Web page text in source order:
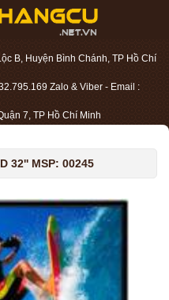
B, Huyện Bình Chánh, TP Hồ Chí
Zalo & Viber - Email :
7, TP Hồ Chí Minh
32'' MSP: 00245